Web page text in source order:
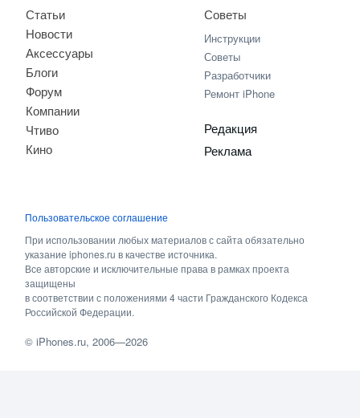
Статьи
Новости
Аксессуары
Блоги
Форум
Компании
Чтиво
Кино
Советы
Инструкции
Советы
Разработчики
Ремонт iPhone
Редакция
Реклама
Пользовательское соглашение
При использовании любых материалов с сайта обязательно
указание iphones.ru в качестве источника.
Все авторские и исключительные права в рамках проекта
защищены
в соответствии с положениями 4 части Гражданского Кодекса
Российской Федерации.
©iPhones.ru, 2006—2026